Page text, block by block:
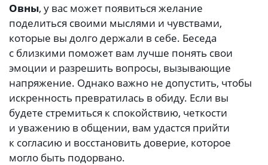
Овны, у вас может появиться желание
поделиться своими мыслями и чувствами,
которые вы долго держали в себе. Беседа
с близкими поможет вам лучше понять свои
эмоции и разрешить вопросы, вызывающие
напряжение. Однако важно не допустить, чтобы
искренность превратилась в обиду. Если вы
будете стремиться к спокойствию, четкости
и уважению в общении, вам удастся прийти
к согласию и восстановить доверие, которое
могло быть подорвано.